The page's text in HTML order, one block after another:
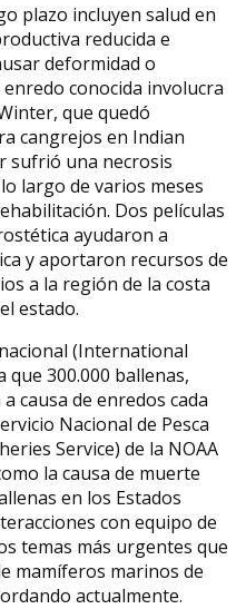
plazo incluyen salud en
reducida e
deformidad o
conocida involucra
que quedó
cangrejos en Indian
sufrió una necrosis
largo de varios meses
Dos películas
ayudaron a
y aportaron recursos de
a la región de la costa
estado.
(International
300.000 ballenas,
causa de enredos cada
Nacional de Pesca
Service) de la NOAA
la causa de muerte
en los Estados
con equipo de
temas más urgentes que
mamíferos marinos de
actualmente.